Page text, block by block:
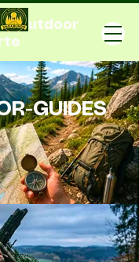
Outdoor
GUIDES